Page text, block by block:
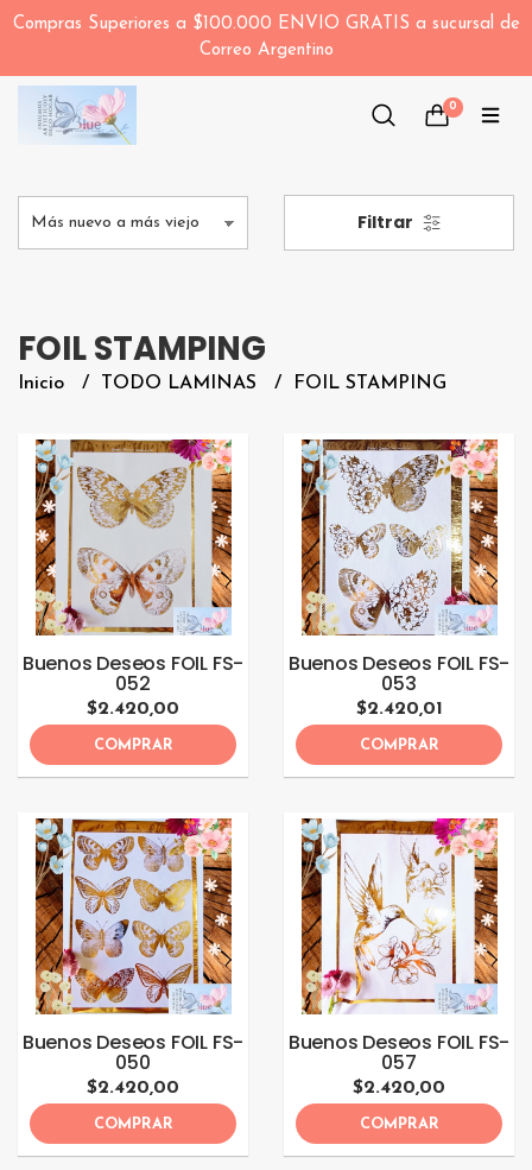
Compras Superiores a $100.000 ENVIO GRATIS a sucursal de
Correo Argentino
0
Filtrar
FOIL STAMPING
Inicio TODO LAMINAS FOIL STAMPING
Buenos Deseos FOIL FS-
052
$2.420,00
COMPRAR
Buenos Deseos FOIL FS-
053
$2.420,01
COMPRAR
Buenos Deseos FOIL FS-
050
$2.420,00
COMPRAR
Buenos Deseos FOIL FS-
057
$2.420,00
COMPRAR